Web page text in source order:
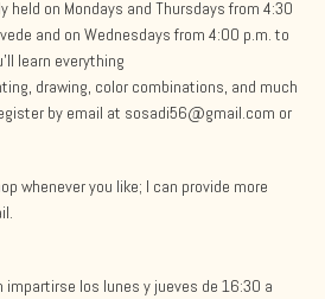
on Mondays and Thursdays from 4:30
and on Wednesdays from 4:00 p.m. to
learn everything
drawing, color combinations, and much
by email at sosadi56@gmail.com or
whenever you like; I can provide more
los lunes y jueves de 16:30 a